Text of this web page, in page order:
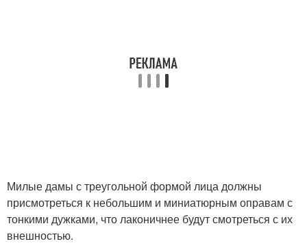
Милые дамы с треугольной формой лица должны
присмотреться к небольшим и миниатюрным оправам с
тонкими дужками, что лаконичнее будут смотреться с их
внешностью.